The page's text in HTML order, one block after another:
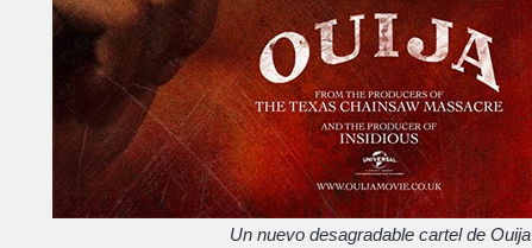
Un nuevo desagradable cartel de Ouija